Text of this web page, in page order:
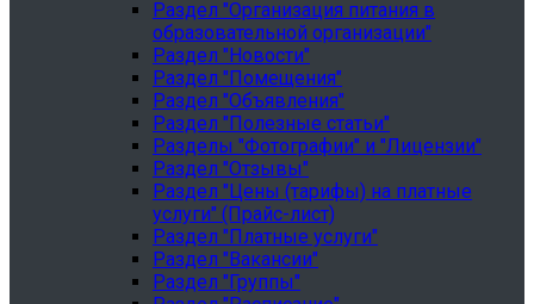
Раздел "Организация питания в
образовательной организации"
Раздел "Новости"
Раздел "Помещения"
Раздел "Объявления"
Раздел "Полезные статьи"
Разделы "Фотографии" и "Лицензии"
Раздел "Отзывы"
Раздел "Цены (тарифы) на платные
услуги" (Прайс-лист)
Раздел "Платные услуги"
Раздел "Вакансии"
Раздел "Группы"